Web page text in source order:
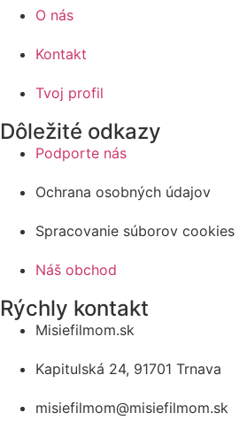
O nás
Kontakt
Tvoj profil
Dôležité odkazy
Podporte nás
Ochrana osobných údajov
Spracovanie súborov cookies
Náš obchod
Rýchly kontakt
Misiefilmom.sk
Kapitulská 24, 91701 Trnava
misiefilmom@misiefilmom.sk